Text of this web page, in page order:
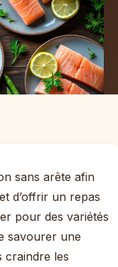
sans arête afin
d’offrir un repas
pour des variétés
savourer une
craindre les